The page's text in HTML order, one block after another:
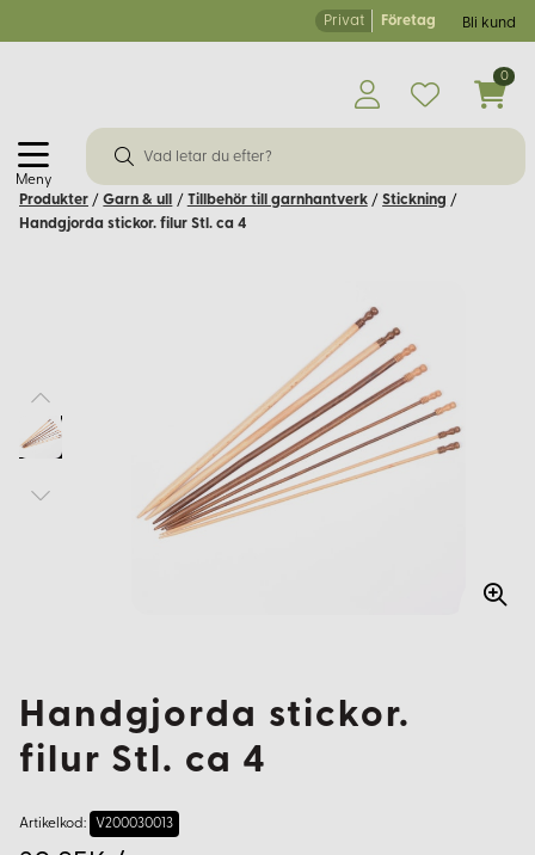
Privat Företag Bli kund
Meny
0
Produkter / Garn & ull / Tillbehör till garnhantverk / Stickning /
Handgjorda stickor. filur Stl. ca 4
Handgjorda stickor.
filur Stl. ca 4
Artikelkod: V200030013